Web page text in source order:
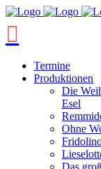
Termine
Produktionen
Die
Esel
Ohne
Das